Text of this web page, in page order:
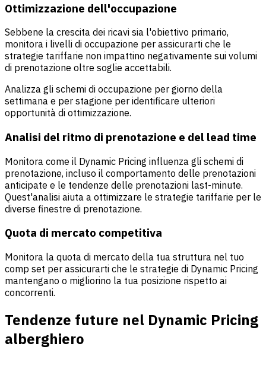
Ottimizzazione dell'occupazione
Sebbene la crescita dei ricavi sia l'obiettivo primario,
monitora i livelli di occupazione per assicurarti che le
strategie tariffarie non impattino negativamente sui volumi
di prenotazione oltre soglie accettabili.
Analizza gli schemi di occupazione per giorno della
settimana e per stagione per identificare ulteriori
opportunità di ottimizzazione.
Analisi del ritmo di prenotazione e del lead time
Monitora come il Dynamic Pricing influenza gli schemi di
prenotazione, incluso il comportamento delle prenotazioni
anticipate e le tendenze delle prenotazioni last-minute.
Quest'analisi aiuta a ottimizzare le strategie tariffarie per le
diverse finestre di prenotazione.
Quota di mercato competitiva
Monitora la quota di mercato della tua struttura nel tuo
comp set per assicurarti che le strategie di Dynamic Pricing
mantengano o migliorino la tua posizione rispetto ai
concorrenti.
Tendenze future nel Dynamic Pricing
alberghiero